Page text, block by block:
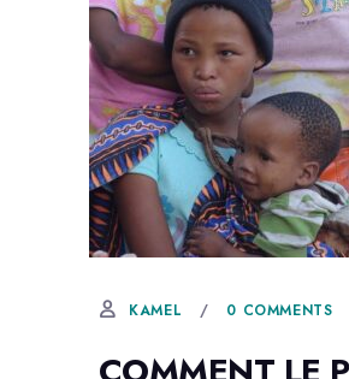
22 OCTOBRE, 2024
KAMEL 0 COMMENTS